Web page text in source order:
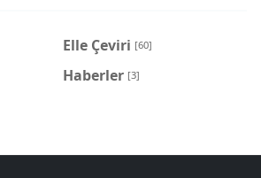
Elle Çeviri [60]
Haberler [3]